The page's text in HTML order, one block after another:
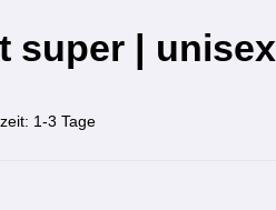
super | unisex
1-3 Tage